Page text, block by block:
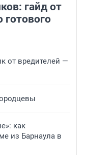
гайд от
готового
от вредителей —
как
из Барнаула в